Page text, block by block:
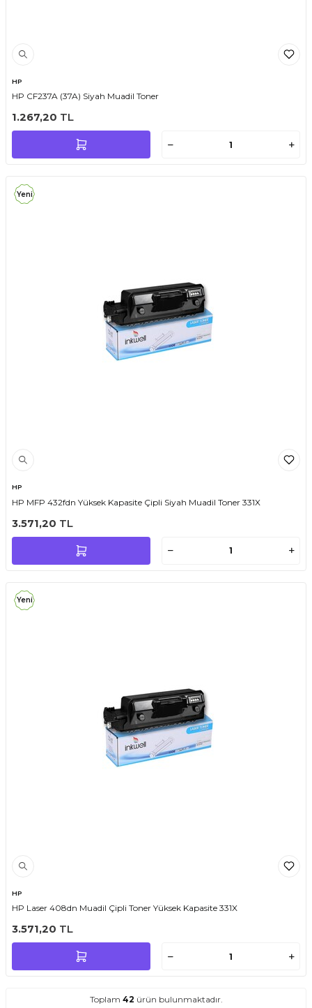
HP
HP CF237A (37A) Siyah Muadil Toner
1.267,20 TL
Yeni
HP
HP MFP 432fdn Yüksek Kapasite Çipli Siyah Muadil Toner 331X
3.571,20 TL
Yeni
HP
HP Laser 408dn Muadil Çipli Toner Yüksek Kapasite 331X
3.571,20 TL
Toplam 42 ürün bulunmaktadır.